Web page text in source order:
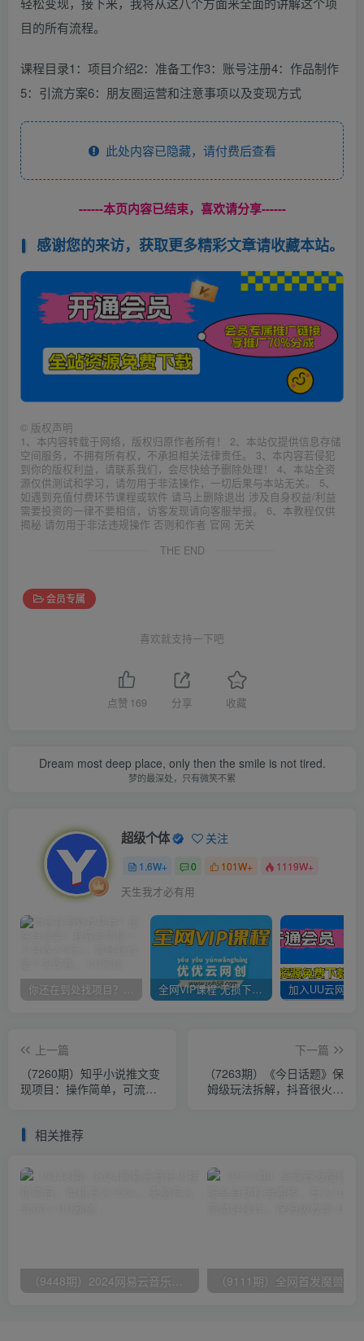
目的所有流程。
课程目录1：项目介绍2：准备工作3：账号注册4：作品制作
5：引流方案6：朋友圈运营和注意事项以及变现方式
此处内容已隐藏，请付费后查看
------本页内容已结束，喜欢请分享------
感谢您的来访，获取更多精彩文章请收藏本站。
© 版权声明
1、本内容转载于网络，版权归原作者所有！ 2、本站仅提供信息存储
空间服务，不拥有所有权，不承担相关法律责任。 3、本内容若侵犯
到你的版权利益，请联系我们，会尽快给予删除处理！ 4、本站全资
源仅供测试和学习，请勿用于非法操作，一切后果与本站无关。 5、
如遇到充值付费环节课程或软件 请马上删除退出 涉及自身权益/利益
需要投资的一律不要相信，访客发现请向客服举报。 6、本教程仅供
揭秘 请勿用于非法违规操作 否则和作者 官网 无关
THE END
会员专属
喜欢就支持一下吧
点赞 169 分享 收藏
Dream most deep place, only then the smile is not tired.
梦的最深处，只有微笑不累
超级个体 关注
1.6W+ 0 101W+ 1119W+
天生我才必有用
你还在到处找项目？还在当韭菜？我靠卖项目一个月收入5万+，曾经我也是个失败者。 全网VIP课程 无损下载~
上一篇
（7260期）知乎小说推文变
现项目：操作简单，可流程
下一篇
（7263期）《今日话题》保
姆级玩法拆解，抖音很火爆
相关推荐